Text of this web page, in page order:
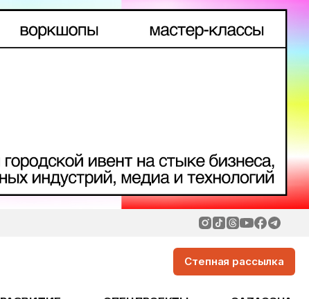
Степная рассылка